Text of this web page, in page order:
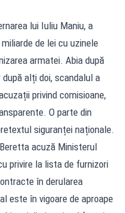
lui Iuliu Maniu, a
de lei cu uzinele
armatei. Abia după
alți doi, scandalul a
privind comisioane,
O parte din
siguranței naționale.
acuză Ministerul
privire la lista de furnizori
în derularea
este în vigoare de aproape